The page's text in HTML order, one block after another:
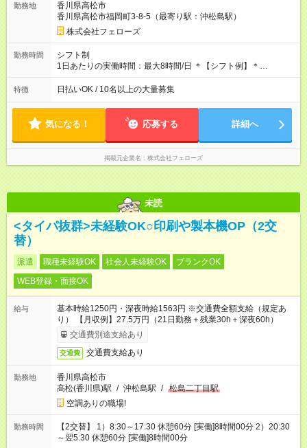
たいという人もいると思います。このあたりは柔軟に対応する
ので、お気軽にご相談ください！ ※2ヶ月の試用期間がありま
す。その間の給与・待遇に変更はありません。 【試用期間】試
用期間あり 試用期間の長さ：2ヶ月 雇用形態、給与は本採用時
と同じです。
勤務地
香川県高松市
香川県高松市福岡町3-8-5（最寄り駅：沖松島駅）
株式会社フェローズ
勤務時間
シフト制
1日あたりの実働時間：最大8時間/日 ＊【シフト例】＊
(1) 10:00～19:00 (2) 11:00～20:00 (3) 12:00～21:00 など ◎
いずれも実働8時間・休憩1時間です。中抜けシフトなどはあり
たい」などあれば相談に応じますのでおっしゃってください！
特徴 日払いOK / 10名以上の大量募集
気になる！ 応募する 詳細へ
掲載元企業名 株式会社フェローズ
未読
<タイパ抜群>未経験OK○印刷や製本機OP（2交
替）
派遣 職種未経験OK 社会人未経験OK
ブランクOK
WEB登録・面接OK
給与
基本時給1250円・深夜時給1563円 ※交通費全額支給（規定あ
り） 【月収例】27.5万円（21日勤務＋残業30h＋深夜60h）
交通費別途支給あり
交通費 交通費支給あり
勤務地
香川県高松市
高松(香川県)駅 / 沖松島駅 / 松島二丁目駅
空調ありの職場!
勤務時間
【2交替】 1）8:30～17:30 休憩60分 [実働]8時間00分 2）20:30
～翌5:30 休憩60分 [実働]8時間00分